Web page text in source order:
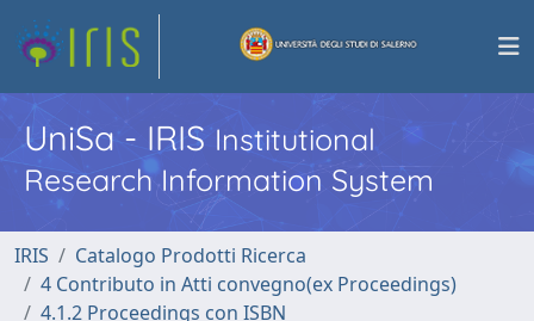
UniSa - IRISInstitutional
Research Information System
IRIS
Catalogo Prodotti Ricerca
4 Contributo in Atti convegno(ex Proceedings)
4.1.2 Proceedings con ISBN